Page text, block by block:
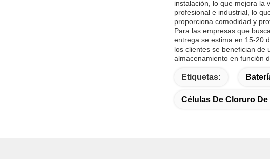
instalación, lo que mejora la
profesional e industrial, lo
proporciona comodidad y
Para las empresas que
entrega se estima en 15-20
los clientes se benefician de
almacenamiento en función
Etiquetas:
Células De Cloruro